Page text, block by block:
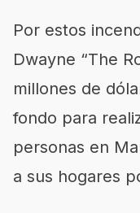
Por estos
Dwayne “The
millones de
fondo para
personas en
a sus hogares